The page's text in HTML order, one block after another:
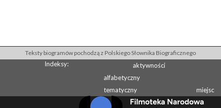
Teksty biogramów pochodzą z Polskiego Słownika Biograficznego
Indeksy:
aktywności
alfabetyczny
tematyczny
miejsc